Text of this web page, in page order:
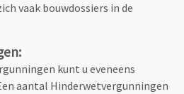
vaak bouwdossiers in de
kunt u eveneens
aantal Hinderwetvergunningen